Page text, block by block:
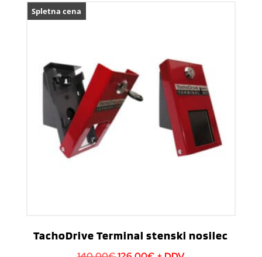
Spletna cena
TachoDrive Terminal stenski nosilec